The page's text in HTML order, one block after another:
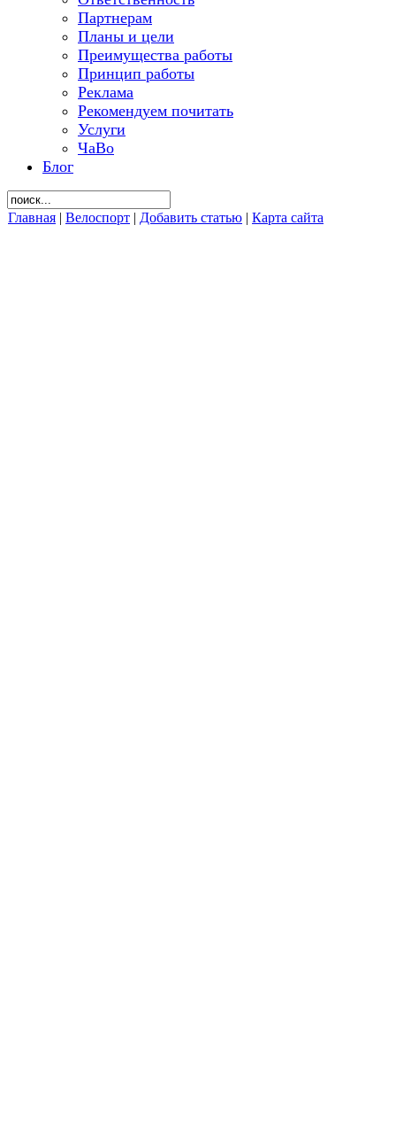
Партнерам
Планы и цели
Преимущества работы
Принцип работы
Реклама
Рекомендуем почитать
Услуги
ЧаВо
Блог
Главная | Велоспорт | Добавить статью | Карта сайта